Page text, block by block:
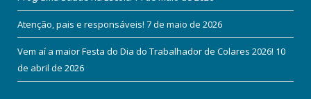
Atenção, pais e responsáveis! 7 de maio de 2026
Vem aí a maior Festa do Dia do Trabalhador de Colares 2026! 10
de abril de 2026